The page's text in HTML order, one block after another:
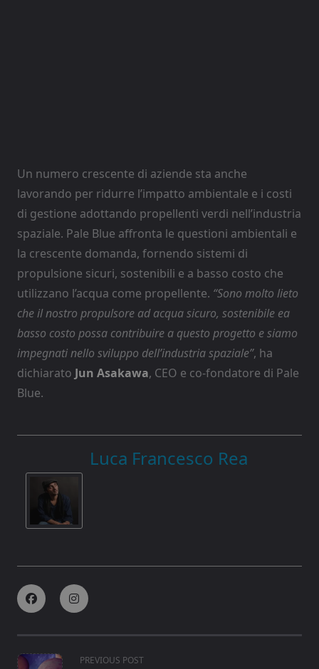
Un numero crescente di aziende sta anche
lavorando per ridurre l’impatto ambientale e i costi
di gestione adottando propellenti verdi nell’industria
spaziale. Pale Blue affronta le questioni ambientali e
la crescente domanda, fornendo sistemi di
propulsione sicuri, sostenibili e a basso costo che
utilizzano l’acqua come propellente. “Sono molto lieto
che il nostro propulsore ad acqua sicuro, sostenibile ea
basso costo possa contribuire a questo progetto e siamo
impegnati nello sviluppo dell’industria spaziale”, ha
dichiarato Jun Asakawa, CEO e co-fondatore di Pale
Blue.
Luca Francesco Rea
<span
PREVIOUS POST